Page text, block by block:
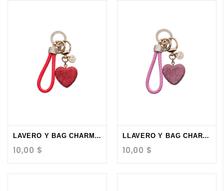
LAVERO Y BAG CHARM POP...
10,00 $
LLAVERO Y BAG CHARM...
10,00 $